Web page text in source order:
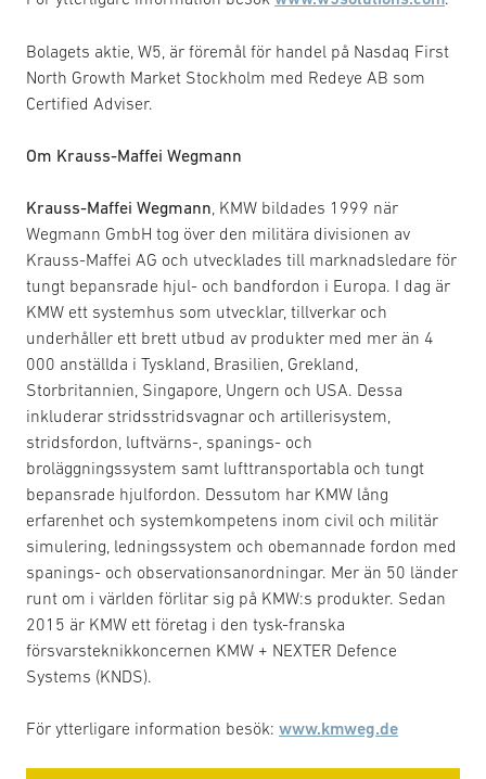
Bolagets aktie, W5, är föremål för handel på Nasdaq First
North Growth Market Stockholm med Redeye AB som
Certified Adviser.
Om Krauss-Maffei Wegmann
Krauss-Maffei Wegmann , KMW bildades 1999 när
Wegmann GmbH tog över den militära divisionen av
Krauss-Maffei AG och utvecklades till marknadsledare för
tungt bepansrade hjul- och bandfordon i Europa. I dag är
KMW ett systemhus som utvecklar, tillverkar och
underhåller ett brett utbud av produkter med mer än 4
000 anställda i Tyskland, Brasilien, Grekland,
Storbritannien, Singapore, Ungern och USA. Dessa
inkluderar stridsstridsvagnar och artillerisystem,
stridsfordon, luftvärns-, spanings- och
broläggningssystem samt lufttransportabla och tungt
bepansrade hjulfordon. Dessutom har KMW lång
erfarenhet och systemkompetens inom civil och militär
simulering, ledningssystem och obemannade fordon med
spanings- och observationsanordningar. Mer än 50 länder
runt om i världen förlitar sig på KMW:s produkter. Sedan
2015 är KMW ett företag i den tysk-franska
försvarsteknikkoncernen KMW + NEXTER Defence
Systems (KNDS).
För ytterligare information besök: www.kmweg.de